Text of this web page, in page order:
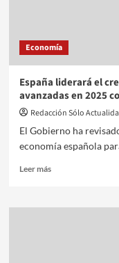
Economía
España liderará el
avanzadas en 2025
Redacción Sólo
El Gobierno ha
economía española
Leer más